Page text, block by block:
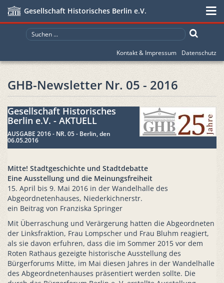
Gesellschaft Historisches Berlin e.V.
Kontakt & Impressum Datenschutz
GHB-Newsletter Nr. 05 - 2016
Gesellschaft Historisches
Berlin e.V. - AKTUELL
AUSGABE 2016 - NR. 05 - Berlin, den
06.05.2016
Mitte! Stadtgeschichte und Stadtdebatte
Eine Ausstellung und die Meinungsfreiheit
15. April bis 9. Mai 2016 in der Wandelhalle des
Abgeordnetenhauses, Niederkichnerstr.
ein Beitrag von Franziska Springer
Mit Überraschung und Verärgerung hatten die Abgeordneten
der Linksfraktion, Frau Lompscher und Frau Bluhm reagiert,
als sie davon erfuhren, dass die im Sommer 2015 vor dem
Roten Rathaus gezeigte historische Ausstellung des
Bürgerforums Mitte, im Mai diesen Jahres in der Wandelhalle
des Abgeordnetenhauses präsentiert werden sollte. Die